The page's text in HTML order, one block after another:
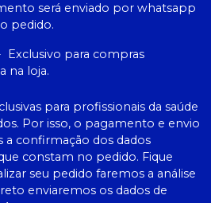
será enviado por whatsapp
pedido.
Exclusivo para compras
na loja.
para profissionais da saúde
Por isso, o pagamento e envio
a confirmação dos dados
constam no pedido. Fique
seu pedido faremos a análise
enviaremos os dados de